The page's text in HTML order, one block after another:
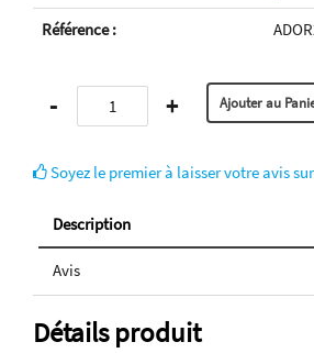
Référence :
- +
Soyez le premier à laisser votre avis
Description
Avis
Détails produit